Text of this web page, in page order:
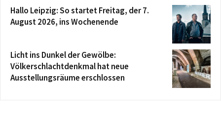
Hallo Leipzig: So startet Freitag, der 7.
August 2026, ins Wochenende
Licht ins Dunkel der Gewölbe:
Völkerschlachtdenkmal hat neue
Ausstellungsräume erschlossen